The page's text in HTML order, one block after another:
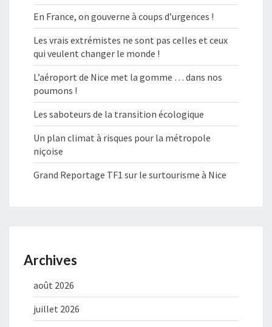
En France, on gouverne à coups d’urgences !
Les vrais extrémistes ne sont pas celles et ceux
qui veulent changer le monde !
L’aéroport de Nice met la gomme … dans nos
poumons !
Les saboteurs de la transition écologique
Un plan climat à risques pour la métropole
niçoise
Grand Reportage TF1 sur le surtourisme à Nice
Archives
août 2026
juillet 2026